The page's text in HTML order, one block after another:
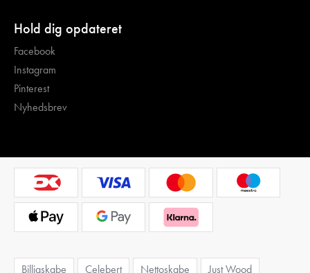
Hold dig opdateret
Facebook
Instagram
Pinterest
Nyhedsbrev
Billigskabe Celebert Nettoskabe Just Wood